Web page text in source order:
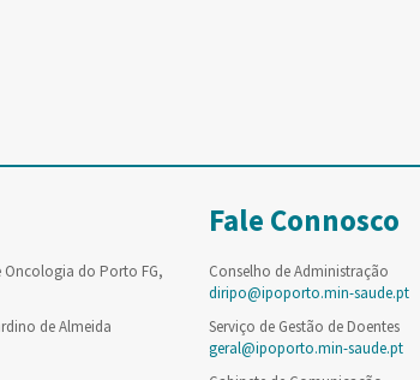
do Porto FG,
de Almeida
Fale Connosco
Conselho de Administração
diripo@ipoporto.min-saude.pt
Serviço de Gestão de Doentes
geral@ipoporto.min-saude.pt